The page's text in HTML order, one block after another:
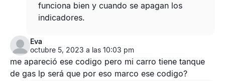
funciona bien y cuando se apagan los
indicadores.
Eva
octubre 5, 2023 a las 10:03 pm
me apareció ese codigo pero mi carro tiene tanque
de gas lp será que por eso marco ese codigo?